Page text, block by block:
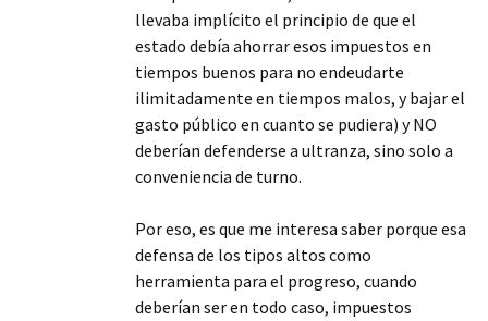
llevaba implícito el principio de que el
estado debía ahorrar esos impuestos en
tiempos buenos para no endeudarte
ilimitadamente en tiempos malos, y bajar el
gasto público en cuanto se pudiera) y NO
deberían defenderse a ultranza, sino solo a
conveniencia de turno.
Por eso, es que me interesa saber porque esa
defensa de los tipos altos como
herramienta para el progreso, cuando
deberían ser en todo caso, impuestos